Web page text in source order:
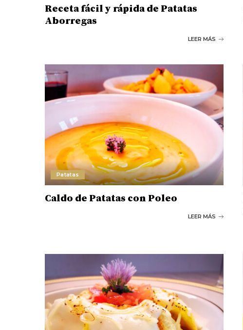
Receta fácil y rápida de Patatas
Aborregas
LEER MÁS
Patatas
Caldo de Patatas con Poleo
LEER MÁS